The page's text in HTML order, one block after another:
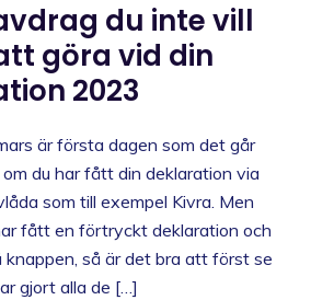
du inte vill
göra vid din
2023
är första dagen som det går
du har fått din deklaration via
som till exempel Kivra. Men
fått en förtryckt deklaration och
knappen, så är det bra att först se
gjort alla de […]